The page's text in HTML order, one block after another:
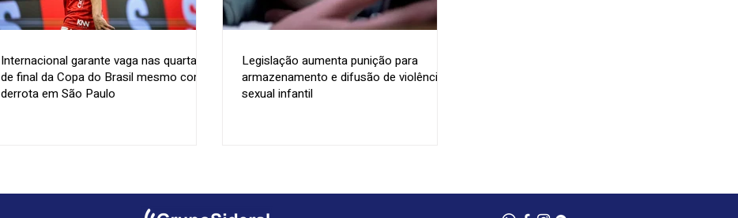
Internacional garante vaga nas quartas
de final da Copa do Brasil mesmo com
derrota em São Paulo
Legislação aumenta punição para
armazenamento e difusão de violência
sexual infantil